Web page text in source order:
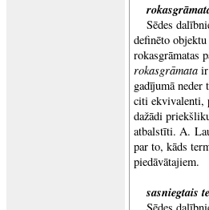
Sēdes
definēto
rokasgrāmatas
rokasgrāmata
gadījumā neder
citi ekvivalenti,
dažādi
atbalstīti. A.
par to, kāds
piedāvātajiem.
sasniegtais